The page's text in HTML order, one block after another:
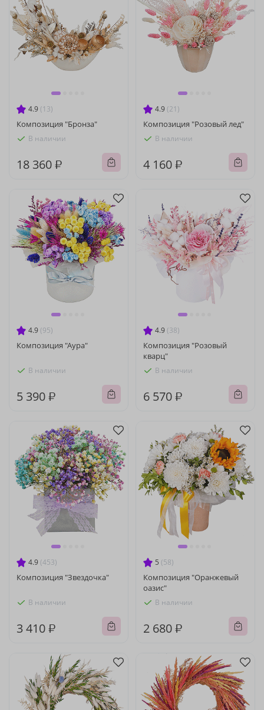
4.9 (13)
Композиция "Бронза"
В наличии
18 360 ₽
4.9 (21)
Композиция "Розовый лед"
В наличии
4 160 ₽
4.9 (95)
Композиция "Аура"
В наличии
5 390 ₽
4.9 (38)
Композиция "Розовый
кварц"
В наличии
6 570 ₽
4.9 (453)
Композиция "Звездочка"
В наличии
3 410 ₽
5 (58)
Композиция "Оранжевый
оазис"
В наличии
2 680 ₽